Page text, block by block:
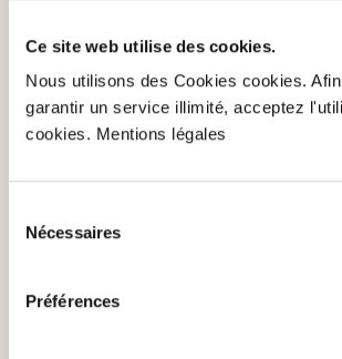
Ce site web utilise des cookies.
Nous utilisons des Cookies cookies.
garantir un service illimité, acceptez
cookies. Mentions légales
Nécessaires
Préférences
Rigatoni - Pâtes premium
4,99 €
Rigatoni - Pâtes premium